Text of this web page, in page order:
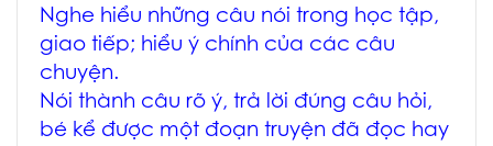
Nghe hiểu những câu nói trong học tập,
giao tiếp; hiểu ý chính của các câu
chuyện.
Nói thành câu rõ ý, trả lời đúng câu hỏi,
bé kể được một đoạn truyện đã đọc hay